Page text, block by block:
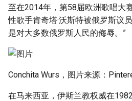
至在2014年，第58届欧洲歌唱大
性歌手肯奇塔·沃斯特被俄罗斯议
是对大多数俄罗斯人民的侮辱。”
Conchita Wurs，图片来源：
在马来西亚，伊斯兰教权威在